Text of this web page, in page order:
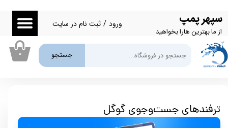
سپهر پمپ
از ما بهترین هارا بخواهید
جستجو
ورود / ثبت نام در سایت
حساب کاربری من
تغییر گذر واژه
سفارشات
۰
ترفندهای جست‌وجوی گوگل